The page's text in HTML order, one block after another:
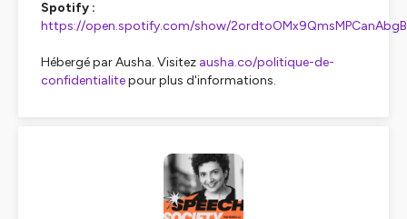
Spotify :
https://open.spotify.com/show/2ordtoOMx9QmsMPCanAbgB
Hébergé par Ausha. Visitez ausha.co/politique-de-
confidentialitepour plus d'informations.